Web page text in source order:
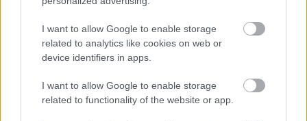
I want to allow Google to enable storage
related to analytics like cookies on web or
device identifiers in apps.
I want to allow Google to enable storage
related to functionality of the website or app.
13. Sami Jauhojärvi + 12,4
23. Lari Lehtonen + 25,0
Maailmancupin pistetilanne 33/37 kilpailun
jälkeen: